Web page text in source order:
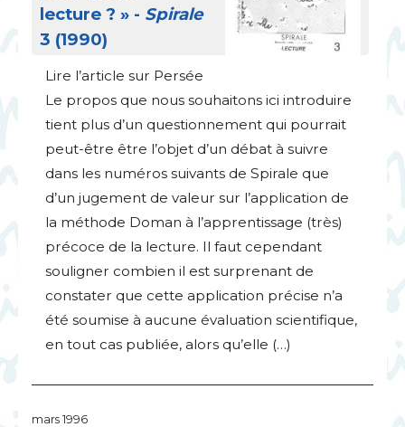
lecture ? » - Spirale
3 (1990)
Lire l’article sur Persée
Le propos que nous souhaitons ici introduire
tient plus d’un questionnement qui pourrait
peut-être être l’objet d’un débat à suivre
dans les numéros suivants de Spirale que
d’un jugement de valeur sur l’application de
la méthode Doman à l’apprentissage (très)
précoce de la lecture. Il faut cependant
souligner combien il est surprenant de
constater que cette application précise n’a
été soumise à aucune évaluation scientifique,
en tout cas publiée, alors qu’elle (…)
mars 1996